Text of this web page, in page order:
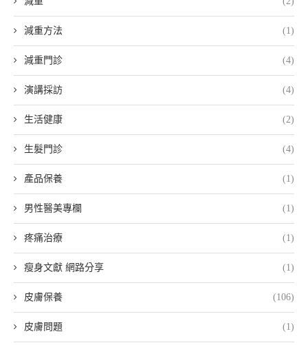
減重方法 (1)
減重門診 (4)
演講採訪 (4)
生活健康 (2)
生髮門診 (4)
產品保養 (1)
男性醫美專欄 (1)
疼痛治療 (1)
瘦身文獻 網路分享 (1)
皮膚保養 (106)
皮膚問題 (1)